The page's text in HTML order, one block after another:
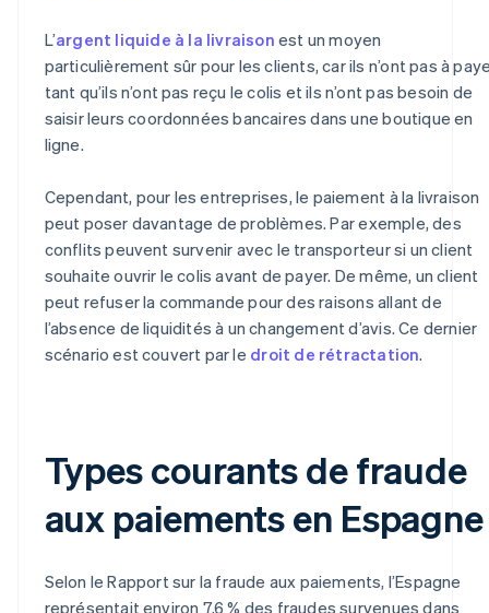
L’argent liquide à la livraison est un moyen
particulièrement sûr pour les clients, car ils n’ont pas à
tant qu’ils n’ont pas reçu le colis et ils n’ont pas besoin de
saisir leurs coordonnées bancaires dans une boutique en
ligne.
Cependant, pour les entreprises, le paiement à la livraison
peut poser davantage de problèmes. Par exemple, des
conflits peuvent survenir avec le transporteur si un client
souhaite ouvrir le colis avant de payer. De même, un client
peut refuser la commande pour des raisons allant de
l’absence de liquidités à un changement d’avis. Ce dernier
scénario est couvert par le droit de rétractation.
Types courants de fraude
aux paiements en Espagne
Selon leRapport sur la fraude aux paiements, l’Espagne
représentait environ 7,6 % des fraudes survenues dans